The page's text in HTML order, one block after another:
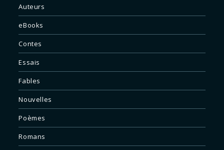
Auteurs
eBooks
Contes
Essais
Fables
Nouvelles
Poèmes
Romans